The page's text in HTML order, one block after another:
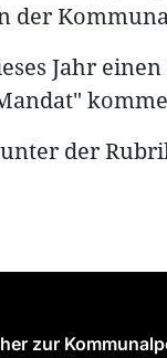
der
Jahr
der
zur